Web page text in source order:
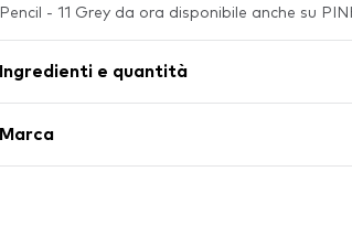
Pencil - 11 Grey da ora disponibile anche su
Ingredienti e quantità
Marca